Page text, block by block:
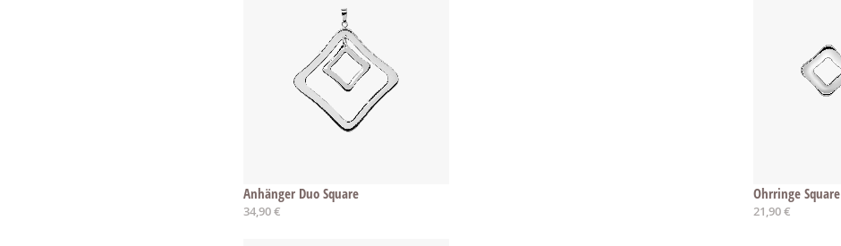
Anhänger Duo Square
34,90 €
Ohrringe Square
21,90 €